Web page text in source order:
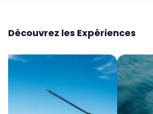
Découvrez les Expériences